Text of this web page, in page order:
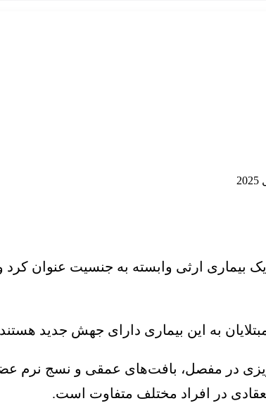
بیماری ارثی وابسته به جنسیت عنوان کرد
در مفصل، بافت‌های عمقی و نسج نرم
در افراد مختلف متفاوت است.